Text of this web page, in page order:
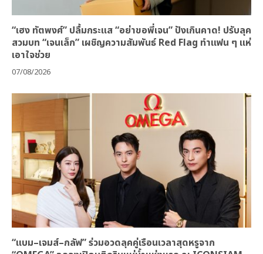
“เฮง ทัตพงศ์” ปลื้มกระแส “อย่าขอพี่เจน” ปังเกินคาด! ปรับลุค
สวมบท “เจนเล็ก” เผชิญความสัมพันธ์ Red Flag ทำแฟน ๆ แห่
เอาใจช่วย
07/08/2026
“แบม–เจมส์–กลัฟ” ร่วมอวดลุคคู่เรือนเวลาสุดหรูจาก